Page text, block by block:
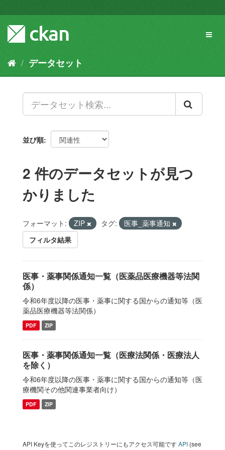
キ
容
データセット
並び順
2 件のデータセットが見つ
かりました
フォーマット: ZIP タグ:
医事_薬事通知
フィルタ結果
医事・薬事関係通知一覧（医薬品医療機器等法関
係）
令和6年度以降の医事・薬事に関する国からの通知等（医
薬品医療機器等法関係）
PDF ZIP
医事・薬事関係通知一覧（医療法関係・医療法人
を除く）
令和6年度以降の医事・薬事に関する国からの通知等（医
療機関その他関連事業者向け）
PDF ZIP
API Keyを使ってこのレジストリーにもアクセス可能ですAPI (see